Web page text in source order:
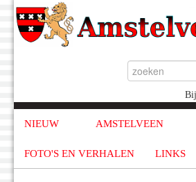
NIEUW AMSTELVEEN
FOTO'S EN VERHALEN LINKS